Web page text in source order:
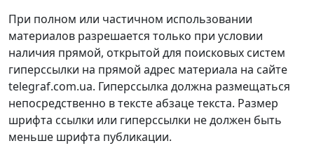
При полном или частичном использовании
материалов разрешается только при условии
наличия прямой, открытой для поисковых систем
гиперссылки на прямой адрес материала на сайте
telegraf.com.ua. Гиперссылка должна размещаться
непосредственно в тексте абзаце текста. Размер
шрифта ссылки или гиперссылки не должен быть
меньше шрифта публикации.